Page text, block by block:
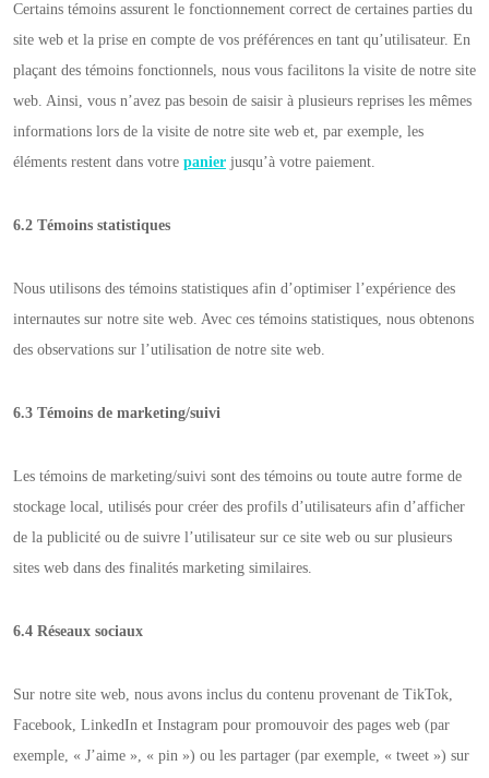
Certains témoins assurent le fonctionnement correct de certaines parties du
site web et la prise en compte de vos préférences en tant qu’utilisateur. En
plaçant des témoins fonctionnels, nous vous facilitons la visite de notre site
web. Ainsi, vous n’avez pas besoin de saisir à plusieurs reprises les mêmes
informations lors de la visite de notre site web et, par exemple, les
éléments restent dans votre panier jusqu’à votre paiement.
6.2 Témoins statistiques
Nous utilisons des témoins statistiques afin d’optimiser l’expérience des
internautes sur notre site web. Avec ces témoins statistiques, nous obtenons
des observations sur l’utilisation de notre site web.
6.3 Témoins de marketing/suivi
Les témoins de marketing/suivi sont des témoins ou toute autre forme de
stockage local, utilisés pour créer des profils d’utilisateurs afin d’afficher
de la publicité ou de suivre l’utilisateur sur ce site web ou sur plusieurs
sites web dans des finalités marketing similaires.
6.4 Réseaux sociaux
Sur notre site web, nous avons inclus du contenu provenant de TikTok,
Facebook, LinkedIn et Instagram pour promouvoir des pages web (par
exemple, « J’aime », « pin ») ou les partager (par exemple, « tweet ») sur